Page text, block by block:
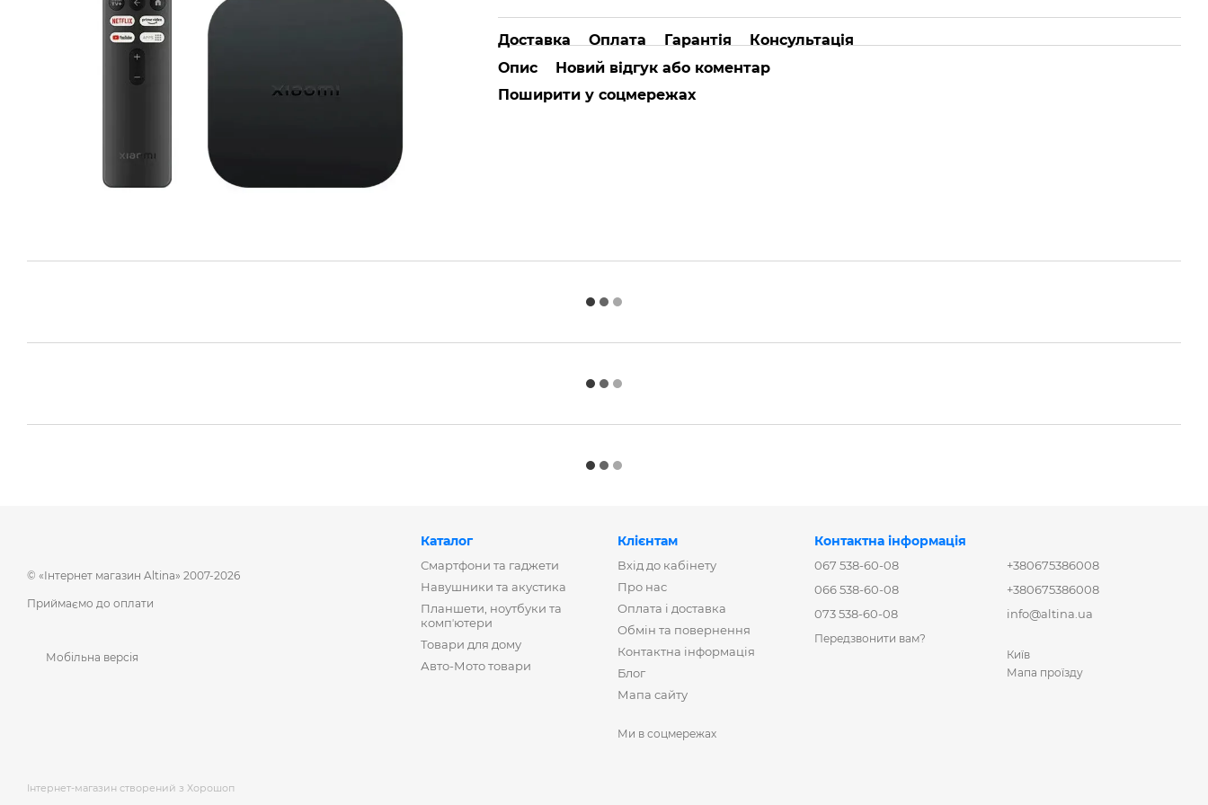
Доставка Оплата Гарантія
Консультація
Опис
Новий відгук або коментар
Поширити у соцмережах
© «Інтернет магазин Altina» 2007-2026
Приймаємо до оплати
Мобільна версія
Інтернет-магазин створений з Хорошоп
Каталог
Смартфони та гаджети
Навушники та акустика
Планшети, ноутбуки та
компʼютери
Товари для дому
Авто-Мото товари
Клієнтам
Вхід до кабінету
Про нас
Оплата і доставка
Обмін та повернення
Контактна інформація
Блог
Мапа сайту
Ми в соцмережах
Контактна інформація
067 538-60-08
066 538-60-08
073 538-60-08
Передзвонити вам?
+380675386008
+380675386008
info@altina.ua
Київ
Мапа проїзду